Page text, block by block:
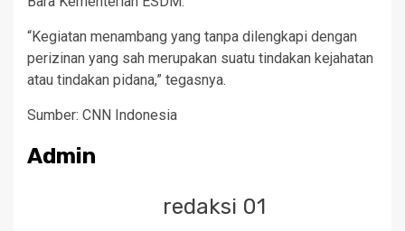
“Kegiatan menambang yang tanpa dilengkapi dengan
perizinan yang sah merupakan suatu tindakan kejahatan
atau tindakan pidana,” tegasnya.
Sumber: CNN Indonesia
Admin
redaksi 01